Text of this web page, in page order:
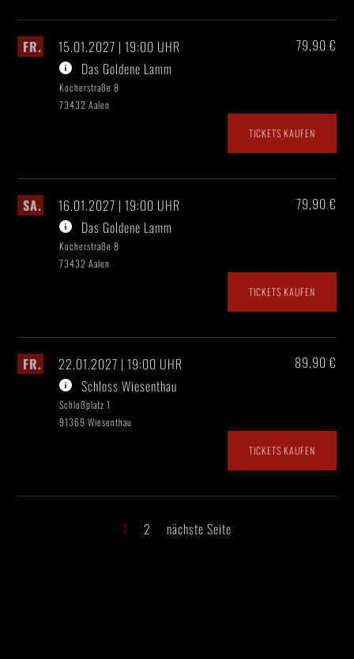
FR.
15.01.2027 | 19:00 UHR
Das Goldene Lamm
Kocherstraße 8
73432 Aalen
79,90 €
TICKETS KAUFEN
SA.
16.01.2027 | 19:00 UHR
Das Goldene Lamm
Kocherstraße 8
73432 Aalen
79,90 €
TICKETS KAUFEN
FR.
22.01.2027 | 19:00 UHR
Schloss Wiesenthau
Schloßplatz 1
91369 Wiesenthau
89,90 €
TICKETS KAUFEN
1 2 nächste Seite